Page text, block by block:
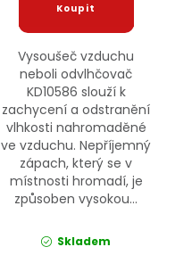
Vysoušeč vzduchu
neboli odvlhčovač
KD10586 slouží k
zachycení a odstranění
vlhkosti nahromaděné
ve vzduchu. Nepříjemný
zápach, který se v
místnosti hromadí, je
způsoben vysokou...
Skladem